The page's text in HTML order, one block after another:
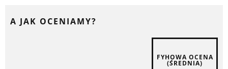
A JAK OCENIAMY?
FYHOWA OCENA
(ŚREDNIA)